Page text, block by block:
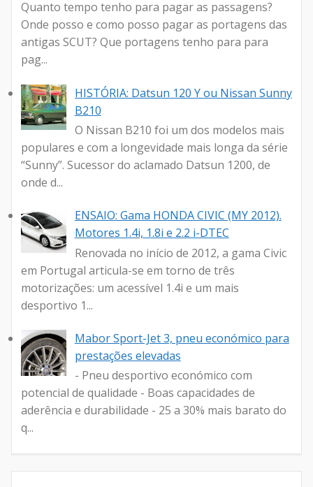
Quanto tempo tenho para pagar as passagens?
Onde posso e como posso pagar as portagens das
antigas SCUT? Que portagens tenho para para
pag...
HISTÓRIA: Datsun 120 Y ou Nissan Sunny
B210
O Nissan B210 foi um dos modelos mais
populares e com a longevidade mais longa da série
“Sunny”. Sucessor do aclamado Datsun 1200, de
onde d...
ENSAIO: Gama HONDA CIVIC (MY 2012).
Motores 1.4i, 1.8i e 2.2 i-DTEC
Renovada no início de 2012, a gama Civic
em Portugal articula-se em torno de três
motorizações: um acessível 1.4i e um mais
desportivo 1...
Mabor Sport-Jet 3, pneu económico para
prestações elevadas
- Pneu desportivo económico com
potencial de qualidade - Boas capacidades de
aderência e durabilidade - 25 a 30% mais barato do
q...